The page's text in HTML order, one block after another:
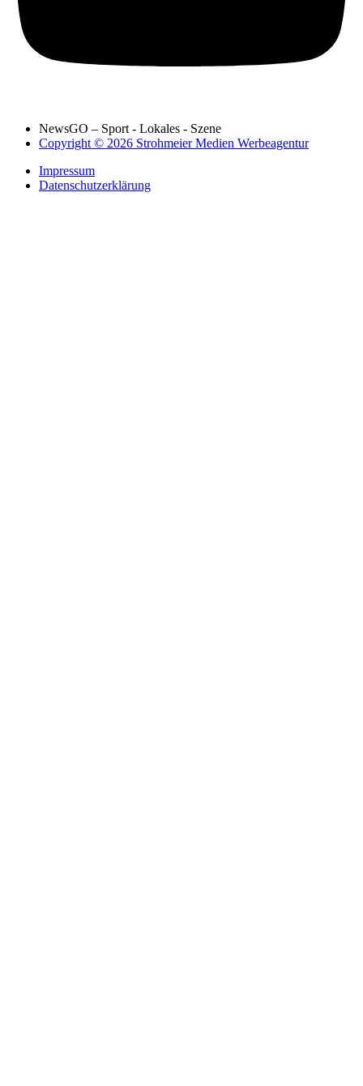
NewsGO – Sport - Lokales - Szene
Copyright © 2026 Strohmeier Medien Werbeagentur
Impressum
Datenschutzerklärung